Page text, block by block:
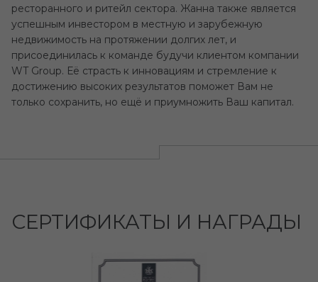
ресторанного и ритейл сектора. Жанна также является
успешным инвестором в местную и зарубежную
недвижимость на протяжении долгих лет, и
присоединилась к команде будучи клиентом компании
WT Group. Её страсть к инновациям и стремление к
достижению высоких результатов поможет Вам не
только сохранить, но ещё и приумножить Ваш капитал.
СЕРТИФИКАТЫ И НАГРАДЫ